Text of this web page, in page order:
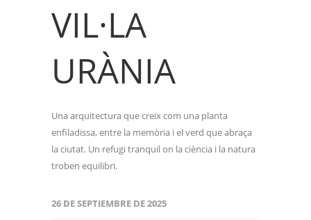
VIL·LA
URÀNIA
Una arquitectura que creix com una planta
enfiladissa, entre la memòria i el verd que abraça
la ciutat. Un refugi tranquil on la ciència i la natura
troben equilibri.
26 DE SEPTIEMBRE DE 2025